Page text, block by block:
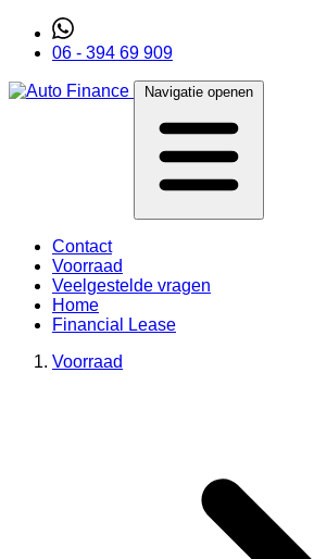
06 - 394 69 909
Navigatie openen
Contact
Voorraad
Veelgestelde vragen
Home
Financial Lease
Voorraad